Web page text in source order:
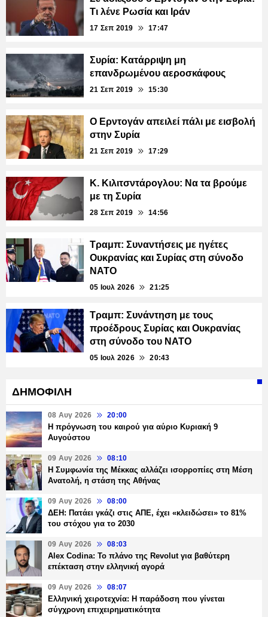
Τι λένε Ρωσία και Ιράν
17 Σεπ 2019 17:47
Συρία: Κατάρριψη μη
επανδρωμένου αεροσκάφους
21 Σεπ 2019 15:30
Ο Ερντογάν απειλεί πάλι με εισβολή
στην Συρία
21 Σεπ 2019 17:29
Κ. Κιλιτσντάρογλου: Να τα βρούμε
με τη Συρία
28 Σεπ 2019 14:56
Τραμπ: Συναντήσεις με ηγέτες
Ουκρανίας και Συρίας στη σύνοδο
ΝΑΤΟ
05 Ιουλ 2026 21:25
Τραμπ: Συνάντηση με τους
προέδρους Συρίας και Ουκρανίας
στη σύνοδο του ΝΑΤΟ
05 Ιουλ 2026 20:43
ΔΗΜΟΦΙΛΗ
08 Αυγ 2026 20:00
Η πρόγνωση του καιρού για αύριο Κυριακή 9
Αυγούστου
09 Αυγ 2026 08:10
Η Συμφωνία της Μέκκας αλλάζει ισορροπίες στη Μέση
Ανατολή, η στάση της Αθήνας
09 Αυγ 2026 08:00
ΔΕΗ: Πατάει γκάζι στις ΑΠΕ, έχει «κλειδώσει» το 81%
του στόχου για το 2030
09 Αυγ 2026 08:03
Alex Codina: Το πλάνο της Revolut για βαθύτερη
επέκταση στην ελληνική αγορά
09 Αυγ 2026 08:07
Ελληνική χειροτεχνία: Η παράδοση που γίνεται
σύγχρονη επιχειρηματικότητα